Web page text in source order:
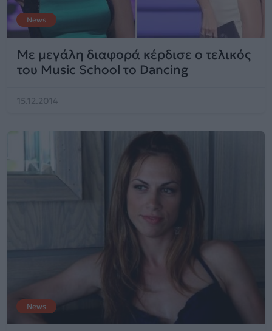
News
Με μεγάλη διαφορά κέρδισε ο τελικός
του Music School το Dancing
15.12.2014
News